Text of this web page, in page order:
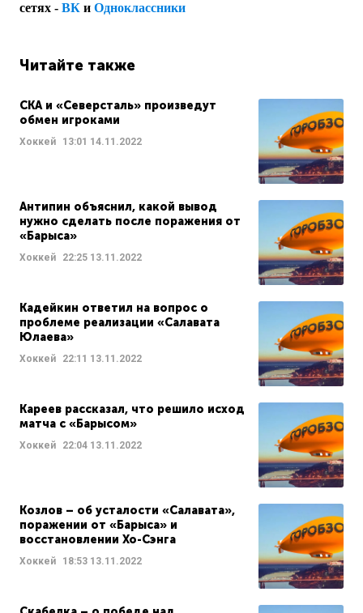
сетях - ВК и Одноклассники
Читайте также
СКА и «Северсталь» произведут
обмен игроками
Хоккей 13:01 14.11.2022
Антипин объяснил, какой вывод
нужно сделать после поражения от
«Барыса»
Хоккей 22:25 13.11.2022
Кадейкин ответил на вопрос о
проблеме реализации «Салавата
Юлаева»
Хоккей 22:11 13.11.2022
Кареев рассказал, что решило исход
матча с «Барысом»
Хоккей 22:04 13.11.2022
Козлов – об усталости «Салавата»,
поражении от «Барыса» и
восстановлении Хо-Сэнга
Хоккей 18:53 13.11.2022